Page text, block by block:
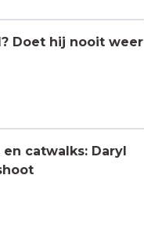
Doet hij nooit weer
catwalks: Daryl